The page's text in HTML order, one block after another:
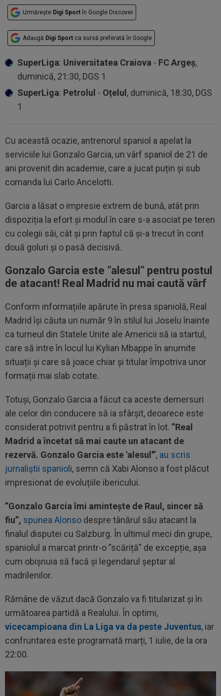
Urmărește Digi Sport în Google Discover
Adaugă Digi Sport ca sursă preferată în Google
SuperLiga: Universitatea Craiova - FC Argeș,
duminică, 21:30, DGS 1
SuperLiga: Petrolul - Oțelul, duminică, 18:30, DGS
1
Cu această ocazie, antrenorul spaniol a apelat la
serviciile lui Gonzalo Garcia, un vârf spaniol de 21 de
ani provenit din academie, care a jucat puțin și sub
comanda lui Carlo Ancelotti.
Garcia a lăsat o impresie extrem de bună, atât prin
dispoziția la efort și modul în care s-a asociat pe teren
cu colegii săi, cât și prin faptul că și-a trecut în cont
două goluri și o pasă decisivă.
Gonzalo Garcia este ”alesul” pentru postul
de atacant! Real Madrid nu mai caută vârf
Conform informațiile apărute în presa spaniolă, Real
Madrid își căuta un număr 9 în stilul lui Joselu înainte
ca turneul din Statele Unite ale Americii să ia startul,
care să intre în locul lui Kylian Mbappe în anumite
situații și care să joace chiar și titular împotriva unor
formații mai slab cotate.
Totuși, Gonzalo Garcia a făcut ca aceste demersuri
ale celor din conducere să ia sfârșit, deoarece este
considerat potrivit pentru a fi păstrat în lot. ”Real
Madrid a încetat să mai caute un atacant de
rezervă. Gonzalo Garcia este 'alesul'”, au scris
jurnaliștii spanioli, semn că Xabi Alonso a fost plăcut
impresionat de evoluțiile ibericului.
”Gonzalo Garcia îmi amintește de Raul, sincer să
fiu”, spunea Alonso despre tânărul său atacant la
finalul disputei cu Salzburg. În ultimul meci din grupe,
spaniolul a marcat printr-o ”scăriță” de excepție, așa
cum obișnuia să facă și legendarul șeptar al
madrilenilor.
Rămâne de văzut dacă Gonzalo va fi titularizat și în
următoarea partidă a Realului. În optimi,
vicecampioana din La Liga va da peste Juventus, iar
confruntarea este programată marți, 1 iulie, de la ora
22:00.